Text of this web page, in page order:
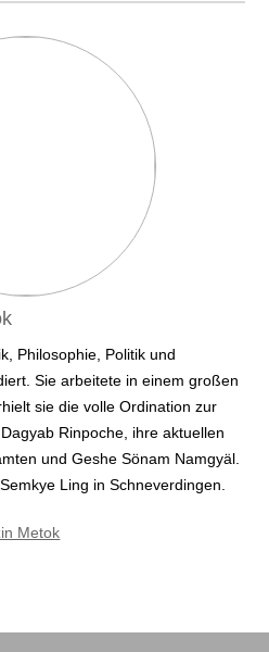
Philosophie, Politik und
Sie arbeitete in einem großen
sie die volle Ordination zur
Rinpoche, ihre aktuellen
und Geshe Sönam Namgyäl.
Ling in Schneverdingen.
Metok